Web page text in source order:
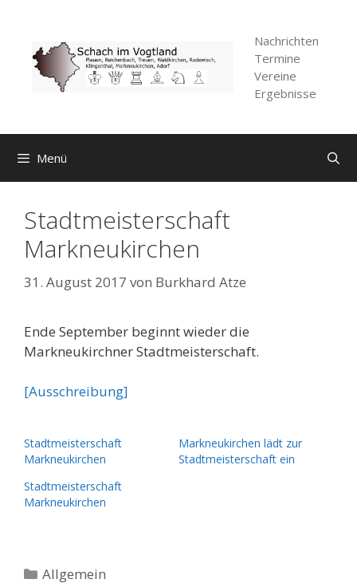
springen
Nachrichten
Termine
Vereine
Ergebnisse
Menü
Stadtmeisterschaft
Markneukirchen
31. August 2017 von Burkhard Atze
Ende September beginnt wieder die
Markneukirchner Stadtmeisterschaft.
[Ausschreibung]
Stadtmeisterschaft
Markneukirchen
Markneukirchen lädt zur
Stadtmeisterschaft ein
Stadtmeisterschaft
Markneukirchen
Kategorien
Allgemein